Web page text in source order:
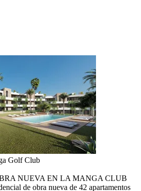
Golf Club
NUEVA EN LA MANGA CLUB
de obra nueva de 42 apartamentos